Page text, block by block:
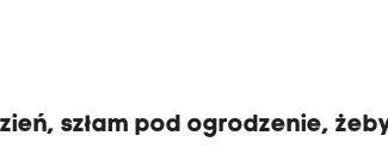
szłam pod ogrodzenie,